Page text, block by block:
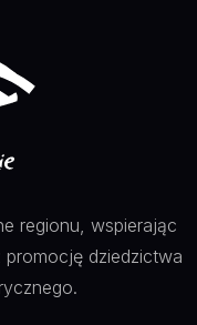
regionu, wspierając
promocję dziedzictwa